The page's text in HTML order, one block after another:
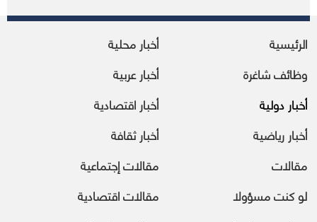
الرئيسية
أخبار محلية
وظائف شاغرة
أخبار عربية
أخبار دولية
أخبار اقتصادية
أخبار رياضية
أخبار ثقافة
مقالات
مقالات إجتماعية
لو كنت مسؤولا
مقالات اقتصادية